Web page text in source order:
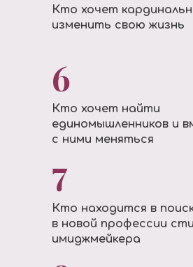
Кто находится в
в новой профессии
имиджмейкера
7
6
Кто хочет найти
единомышленников и
с ними меняться
Кто хочет
изменить свою жизнь